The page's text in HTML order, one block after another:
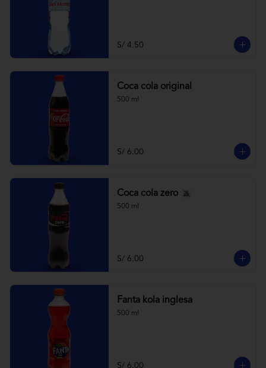
S/ 4.50
Coca cola original
500 ml
S/ 6.00
Coca cola zero
500 ml
S/ 6.00
Fanta kola inglesa
500 ml
S/ 6.00